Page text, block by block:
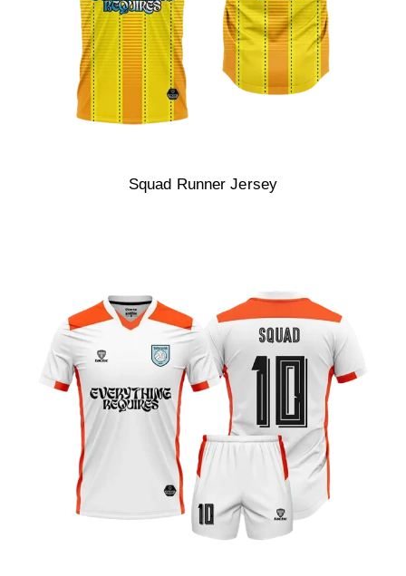
Squad Runner Jersey